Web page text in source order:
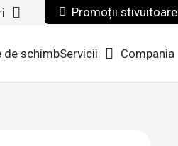
Promoții stivuitoare
de schimbServicii Compania